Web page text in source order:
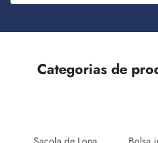
Categorias de